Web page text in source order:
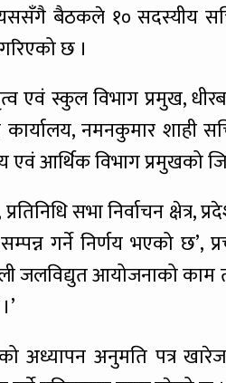
यससँगै बैठकले १० सदस्यीय
छ ।
एवं स्कुल विभाग प्रमुख,
नमनकुमार शाही
आर्थिक विभाग प्रमुखको
सभा निर्वाचन क्षेत्र,
गर्ने निर्णय भएको छ’,
जलविद्युत आयोजनाको
अध्यापन अनुमति पत्र खारेज